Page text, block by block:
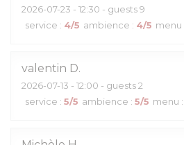
2026-07-23 - 12:30 - guests 9
service : 4/5 ambience : 4/5 menu
valentin D
2026-07-13 - 12:00 - guests 2
service : 5/5 ambience : 5/5 menu :